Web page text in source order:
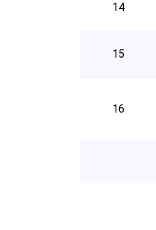
14
15
16